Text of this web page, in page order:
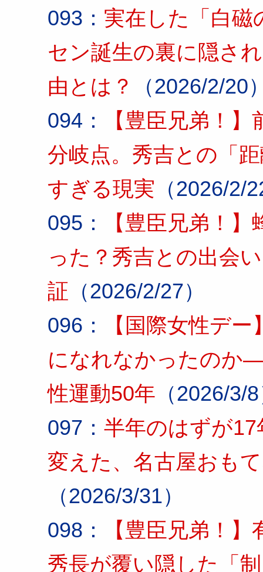
093： 実在した「白磁
セン誕生の裏に隠さ
由とは？
（2026/2/20
094：
【豊臣兄弟！
分岐点。秀吉との「
すぎる現実 （2026/2/
095：
【豊臣兄弟！
った？秀吉との出会
証 （2026/2/27）
096：
【国際女性デ
になれなかったのか
性運動50年 （2026/3/
097： 半年のはずが
変えた、名古屋おも
（2026/3/31）
098：
【豊臣兄弟！
秀長が覆い隠した「